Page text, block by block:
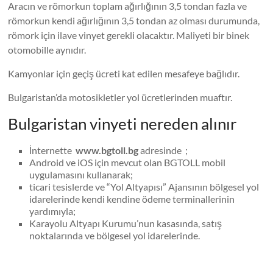
Aracın ve römorkun toplam ağırlığının 3,5 tondan fazla ve
römorkun kendi ağırlığının 3,5 tondan az olması durumunda,
römork için ilave vinyet gerekli olacaktır. Maliyeti bir binek
otomobille aynıdır.
Kamyonlar için geçiş ücreti kat edilen mesafeye bağlıdır.
Bulgaristan’da motosikletler yol ücretlerinden muaftır.
Bulgaristan vinyeti nereden alınır
İnternettewww.bgtoll.bgadresinde ;
Android ve iOS için mevcut olan BGTOLL mobil
uygulamasını kullanarak;
ticari tesislerde ve “Yol Altyapısı” Ajansının bölgesel yol
idarelerinde kendi kendine ödeme terminallerinin
yardımıyla;
Karayolu Altyapı Kurumu’nun kasasında, satış
noktalarında ve bölgesel yol idarelerinde.